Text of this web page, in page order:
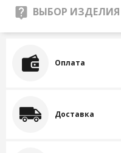
ВЫБОР ИЗДЕЛИЯ
Оплата
Доставка